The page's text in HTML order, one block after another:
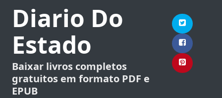
Diario Do
Estado
Baixar livros completos
gratuitos em formato PDF e
EPUB